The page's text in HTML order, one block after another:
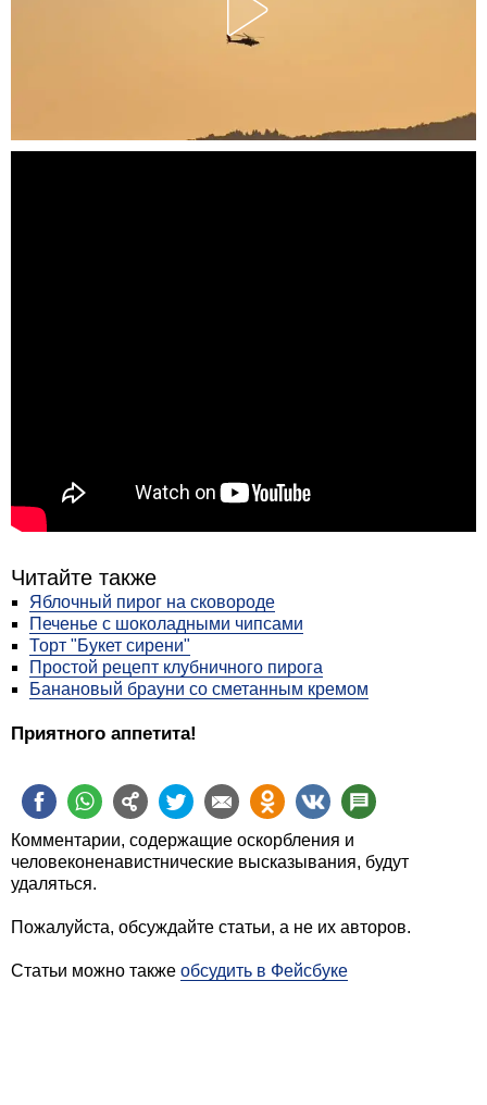
Читайте также
Яблочный пирог на сковороде
Печенье с шоколадными чипсами
Торт "Букет сирени"
Простой рецепт клубничного пирога
Банановый брауни со сметанным кремом
Приятного аппетита!
Комментарии, содержащие оскорбления и
человеконенавистнические высказывания, будут
удаляться.
Пожалуйста, обсуждайте статьи, а не их авторов.
Статьи можно также обсудить в Фейсбуке